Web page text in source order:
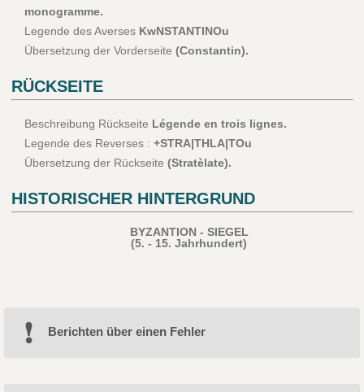
monogramme.
Legende des Averses KwNSTANTINOu
Übersetzung der Vorderseite (Constantin).
RÜCKSEITE
Beschreibung Rückseite Légende en trois lignes.
Legende des Reverses : +STRA|THLA|TOu
Übersetzung der Rückseite (Stratèlate).
HISTORISCHER HINTERGRUND
BYZANTION - SIEGEL
(5. - 15. Jahrhundert)
Berichten über einen Fehler